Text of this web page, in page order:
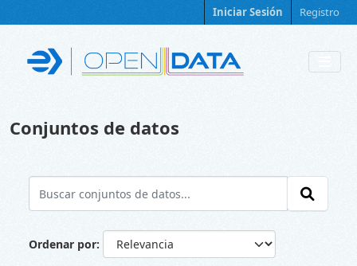
Iniciar Sesión Registro
Conjuntos de datos
Ordenar por